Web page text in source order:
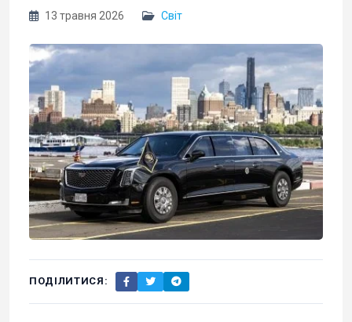
13 травня 2026 Світ
ПОДІЛИТИСЯ: